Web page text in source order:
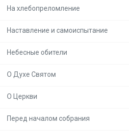
На хлебопреломление
Наставление и самоиспытание
Небесные обители
О Духе Святом
О Церкви
Перед началом собрания